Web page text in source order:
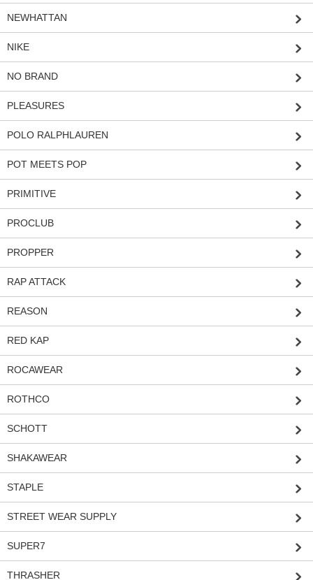
NEWHATTAN
NIKE
NO BRAND
PLEASURES
POLO RALPHLAUREN
POT MEETS POP
PRIMITIVE
PROCLUB
PROPPER
RAP ATTACK
REASON
RED KAP
ROCAWEAR
ROTHCO
SCHOTT
SHAKAWEAR
STAPLE
STREET WEAR SUPPLY
SUPER7
THRASHER